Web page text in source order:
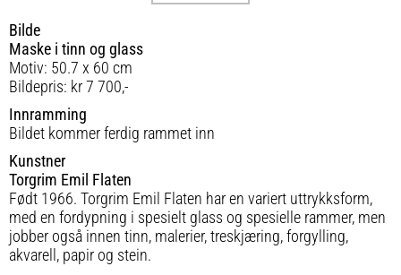
Bilde
Maske i tinn og glass
Motiv: 50.7 x 60 cm
Bildepris: kr 7 700,-
Innramming
Bildet kommer ferdig rammet inn
Kunstner
Torgrim Emil Flaten
Født 1966. Torgrim Emil Flaten har en variert uttrykksform,
med en fordypning i spesielt glass og spesielle rammer, men
jobber også innen tinn, malerier, treskjæring, forgylling,
akvarell, papir og stein.